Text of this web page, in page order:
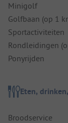
Minigolf
Golfbaan (op 1
Sportactiviteiten
Rondleidingen
Ponyrijden
Eten,
Broodservice